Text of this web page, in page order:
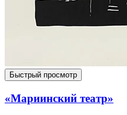
Быстрый просмотр
«Мариинский театр»